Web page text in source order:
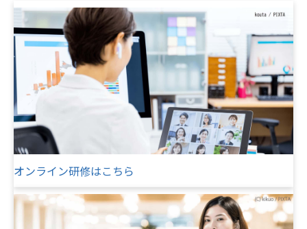
オンライン研修はこちら